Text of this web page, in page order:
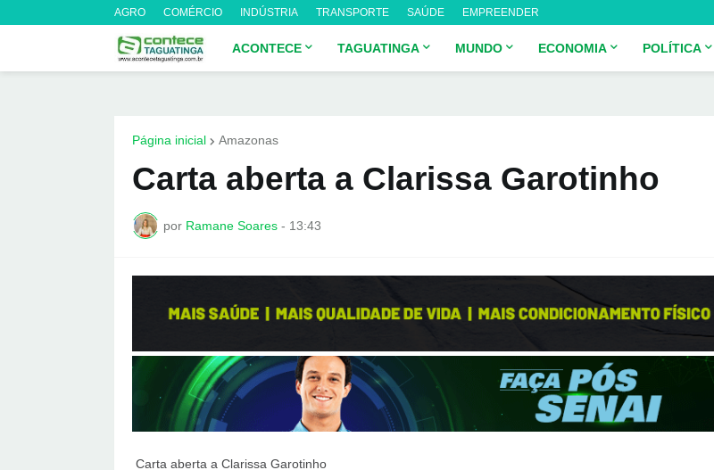
AGRO COMÉRCIO INDÚSTRIA TRANSPORTE SAÚDE EMPREENDER
ACONTECE TAGUATINGA MUNDO ECONOMIA POLÍTICA
Página inicial Amazonas
Carta aberta a Clarissa Garotinho
por Ramane Soares - 13:43
Carta aberta a Clarissa Garotinho